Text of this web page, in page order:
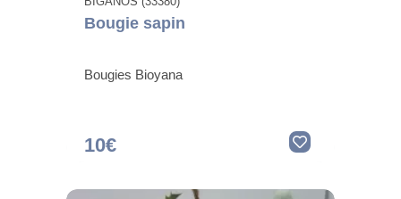
Bougie sapin
Bougies Bioyana
10€